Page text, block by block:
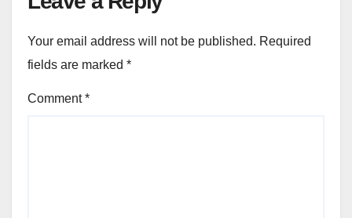
Your email address will not be published. Required
fields are marked *
Comment*